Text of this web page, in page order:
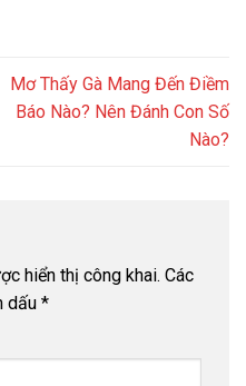
Mơ Thấy Gà Mang Đến Điềm
Báo Nào? Nên Đánh Con Số
Nào?
hiển thị công khai. Các
dấu *